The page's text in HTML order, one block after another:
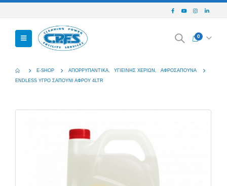
0
E-SHOP ΑΠΟΡΡΥΠΑΝΤΙΚΆ ΥΓΙΕΙΝΉΣ ΧΕΡΙΏΝ
ΑΦΡΟΣΆΠΟΥΝΑ
ENDLESS ΥΓΡΌ ΣΑΠΟΎΝΙ ΑΦΡΟΎ 4LTR